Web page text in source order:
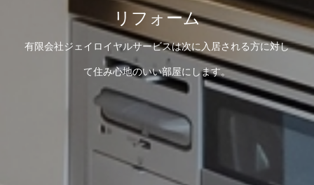
リフォーム
有限会社ジェイロイヤルサービスは次に入居される方に対し
て住み心地のいい部屋にします。